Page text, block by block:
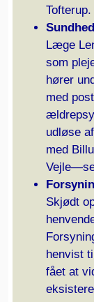
Tofterup.
Læge
som
hører
med
udløse
med
Skjødt
henvist
fået at